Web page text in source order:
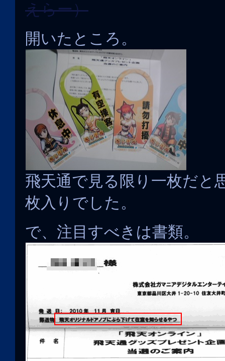
えらー）
開いたところ。
飛天通で見る限り一枚だと
枚入りでした。
で、注目すべきは書類。